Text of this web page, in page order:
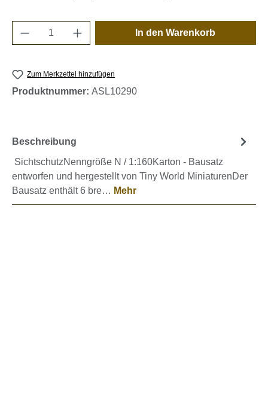
Produkt Anzahl: Gib den gewünschten
In den Warenkorb
Zum Merkzettel hinzufügen
Produktnummer: ASL10290
Beschreibung
SichtschutzNenngröße N / 1:160Karton - Bausatz
entworfen und hergestellt von Tiny World MiniaturenDer
Bausatz enthält 6 bre… Mehr